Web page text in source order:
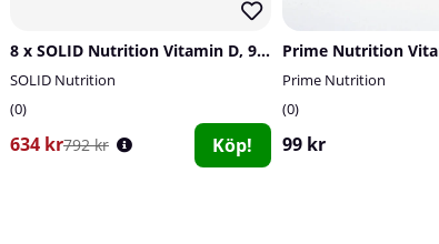
8 x SOLID Nutrition Vitamin D, 90 caps
SOLID Nutrition
0
634 kr792 kr Köp!
Prime Nutrition
0
99 kr